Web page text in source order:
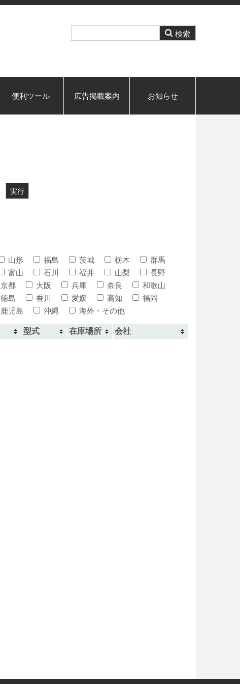
便利ツール 広告掲載案内 お知らせ
山形 福島 茨城 栃木
群馬
富山 石川 福井 山梨
長野
京都 大阪 兵庫 奈良
和歌山
徳島 香川 愛媛 高知
福岡
鹿児島 沖縄 海外・その他
型式 在庫場所 会社